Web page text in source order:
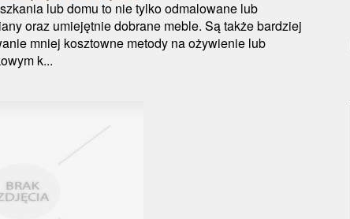
lub domu to nie tylko odmalowane lub
oraz umiejętnie dobrane meble. Są także bardziej
mniej kosztowne metody na ożywienie lub
k...